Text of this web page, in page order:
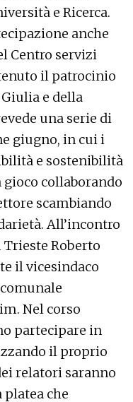
e Ricerca.
anche
Centro servizi
il patrocinio
e della
una serie di
giugno, in cui i
e sostenibilità
collaborando
scambiando
All’incontro
Roberto
il vicesindaco
Nel corso
partecipare in
il proprio
relatori saranno
che